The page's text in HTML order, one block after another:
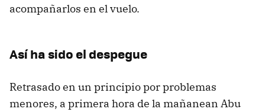
acompañarlos en el vuelo.
Así ha sido el despegue
Retrasado en un principio por problemas
menores, a primera hora de la mañanean Abu